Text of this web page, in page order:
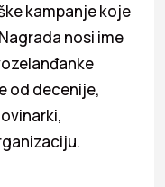
kampanje koje
nosi ime
od decenije,